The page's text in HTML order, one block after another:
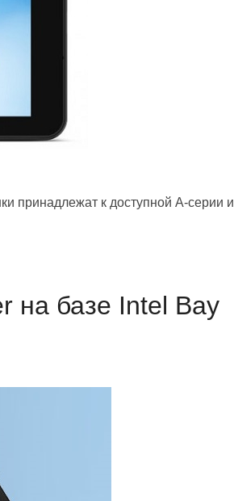
принадлежат к доступной А-серии и
на базе Intel Bay